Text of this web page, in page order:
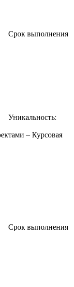
Срок выполнения
Уникальность:
– Курсовая
Срок выполнения